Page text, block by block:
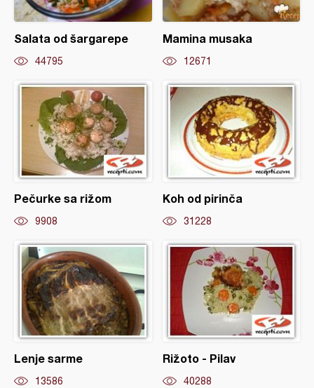
Salata od šargarepe
44795
Mamina musaka
12671
Pečurke sa rižom
9908
Koh od pirinča
31228
Lenje sarme
13586
Rižoto - Pilav
40288